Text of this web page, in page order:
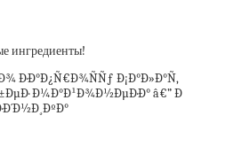
ингредиенты!